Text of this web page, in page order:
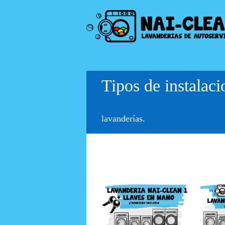
Tipos de
lavanderías.
NAI-CLEAN 1
Instalación
NAI-CLEAN 2